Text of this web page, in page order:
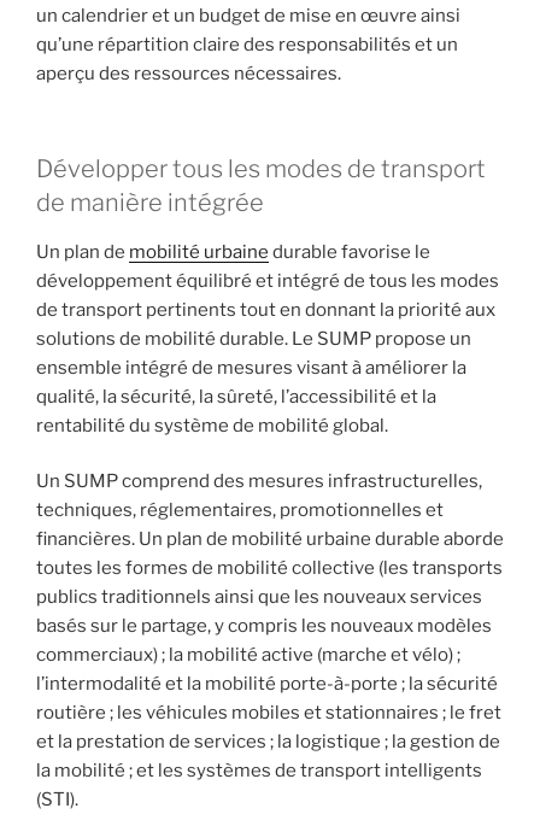
un calendrier et un budget de mise en œuvre ainsi
qu’une répartition claire des responsabilités et un
aperçu des ressources nécessaires.
Développer tous les modes de transport
de manière intégrée
Un plan de mobilité urbaine durable favorise le
développement équilibré et intégré de tous les modes
de transport pertinents tout en donnant la priorité aux
solutions de mobilité durable. Le SUMP propose un
ensemble intégré de mesures visant à améliorer la
qualité, la sécurité, la sûreté, l’accessibilité et la
rentabilité du système de mobilité global.
Un SUMP comprend des mesures infrastructurelles,
techniques, réglementaires, promotionnelles et
financières. Un plan de mobilité urbaine durable aborde
toutes les formes de mobilité collective (les transports
publics traditionnels ainsi que les nouveaux services
basés sur le partage, y compris les nouveaux modèles
commerciaux) ; la mobilité active (marche et vélo) ;
l’intermodalité et la mobilité porte-à-porte ; la sécurité
routière ; les véhicules mobiles et stationnaires ; le fret
et la prestation de services ; la logistique ; la gestion de
la mobilité ; et les systèmes de transport intelligents
(STI).